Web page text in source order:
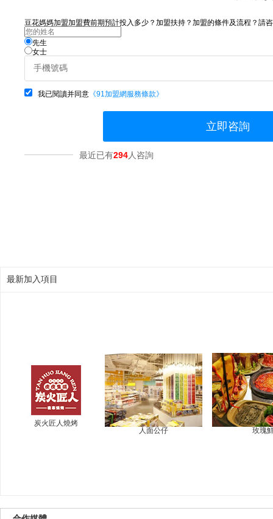
豆花媽媽加盟加盟費前期預計投入多少？加盟扶持？加盟的條件及流程？請
先生
女士
我已閱讀并同意 《91加盟網服務條款》
立即咨詢
最近已有294人咨詢
最新加入項目
炭火匠人燒烤
人面公仔
玫瑰